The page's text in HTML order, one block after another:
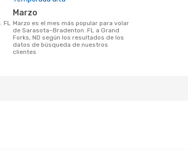
marzo
marzo es el mes más popular para volar
de Sarasota–Bradenton. FL a Grand
Forks, ND según los resultados de los
datos de búsqueda de nuestros
clientes